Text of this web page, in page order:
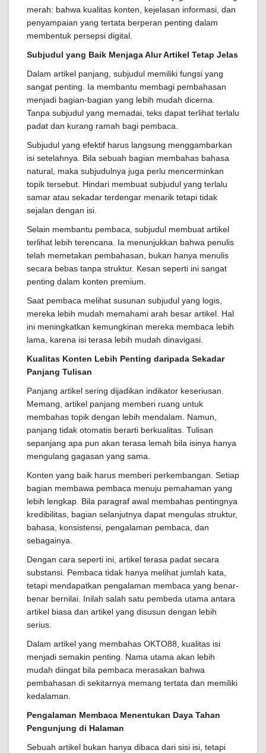
merah: bahwa kualitas konten, kejelasan informasi, dan
penyampaian yang tertata berperan penting dalam
membentuk persepsi digital.
Subjudul yang Baik Menjaga Alur Artikel Tetap Jelas
Dalam artikel panjang, subjudul memiliki fungsi yang
sangat penting. Ia membantu membagi pembahasan
menjadi bagian-bagian yang lebih mudah dicerna.
Tanpa subjudul yang memadai, teks dapat terlihat terlalu
padat dan kurang ramah bagi pembaca.
Subjudul yang efektif harus langsung menggambarkan
isi setelahnya. Bila sebuah bagian membahas bahasa
natural, maka subjudulnya juga perlu mencerminkan
topik tersebut. Hindari membuat subjudul yang terlalu
samar atau sekadar terdengar menarik tetapi tidak
sejalan dengan isi.
Selain membantu pembaca, subjudul membuat artikel
terlihat lebih terencana. Ia menunjukkan bahwa penulis
telah memetakan pembahasan, bukan hanya menulis
secara bebas tanpa struktur. Kesan seperti ini sangat
penting dalam konten premium.
Saat pembaca melihat susunan subjudul yang logis,
mereka lebih mudah memahami arah besar artikel. Hal
ini meningkatkan kemungkinan mereka membaca lebih
lama, karena isi terasa lebih mudah dinavigasi.
Kualitas Konten Lebih Penting daripada Sekadar
Panjang Tulisan
Panjang artikel sering dijadikan indikator keseriusan.
Memang, artikel panjang memberi ruang untuk
membahas topik dengan lebih mendalam. Namun,
panjang tidak otomatis berarti berkualitas. Tulisan
sepanjang apa pun akan terasa lemah bila isinya hanya
mengulang gagasan yang sama.
Konten yang baik harus memberi perkembangan. Setiap
bagian membawa pembaca menuju pemahaman yang
lebih lengkap. Bila paragraf awal membahas pentingnya
kredibilitas, bagian selanjutnya dapat mengulas struktur,
bahasa, konsistensi, pengalaman pembaca, dan
sebagainya.
Dengan cara seperti ini, artikel terasa padat secara
substansi. Pembaca tidak hanya melihat jumlah kata,
tetapi mendapatkan pengalaman membaca yang benar-
benar bernilai. Inilah salah satu pembeda utama antara
artikel biasa dan artikel yang disusun dengan lebih
serius.
Dalam artikel yang membahas OKTO88, kualitas isi
menjadi semakin penting. Nama utama akan lebih
mudah diingat bila pembaca merasakan bahwa
pembahasan di sekitarnya memang tertata dan memiliki
kedalaman.
Pengalaman Membaca Menentukan Daya Tahan
Pengunjung di Halaman
Sebuah artikel bukan hanya dibaca dari sisi isi, tetapi